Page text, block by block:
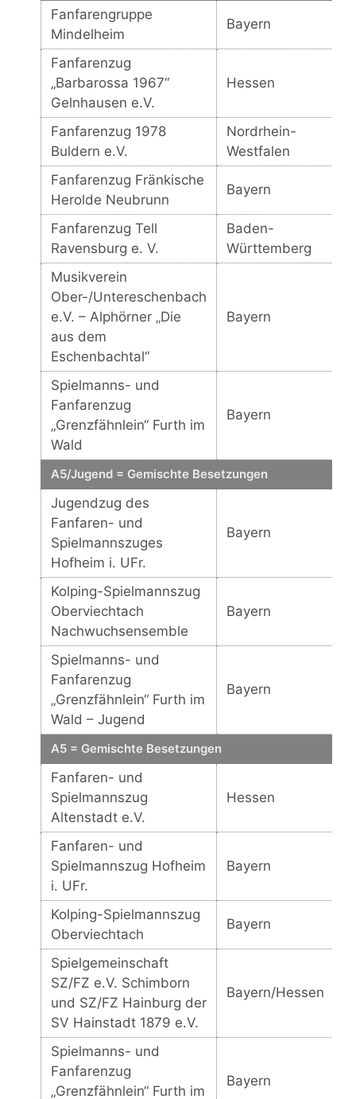
Fanfarengruppe
Mindelheim
Bayern
Fanfarenzug
„Barbarossa 1967“
Gelnhausen e.V.
Hessen
Fanfarenzug 1978
Buldern e.V.
Nordrhein-
Westfalen
Fanfarenzug Fränkische
Herolde Neubrunn
Bayern
Fanfarenzug Tell
Ravensburg e. V.
Baden-
Württemberg
Musikverein
Ober-/Untereschenbach
e.V. – Alphörner „Die
aus dem
Eschenbachtal“
Bayern
Spielmanns- und
Fanfarenzug
„Grenzfähnlein“ Furth im
Wald
Bayern
A5/Jugend = Gemischte Besetzungen
Jugendzug des
Fanfaren- und
Spielmannszuges
Hofheim i. UFr.
Bayern
Kolping-Spielmannszug
Oberviechtach
Nachwuchsensemble
Bayern
Spielmanns- und
Fanfarenzug
„Grenzfähnlein“ Furth im
Wald – Jugend
Bayern
A5 = Gemischte Besetzungen
Fanfaren- und
Spielmannszug
Altenstadt e.V.
Hessen
Fanfaren- und
Spielmannszug Hofheim
i. UFr.
Bayern
Kolping-Spielmannszug
Oberviechtach
Bayern
Spielgemeinschaft
SZ/FZ e.V. Schimborn
und SZ/FZ Hainburg der
SV Hainstadt 1879 e.V.
Bayern/Hessen
Spielmanns- und
Fanfarenzug
„Grenzfähnlein“ Furth im
Bayern